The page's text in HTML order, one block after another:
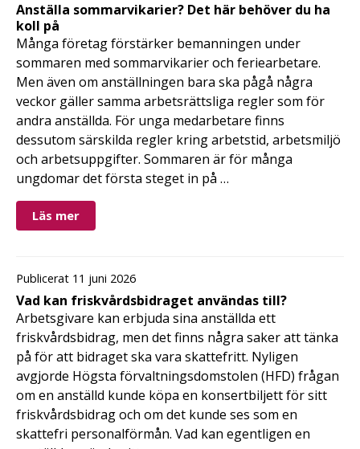
Anställa sommarvikarier? Det här behöver du ha
koll på
Många företag förstärker bemanningen under
sommaren med sommarvikarier och feriearbetare.
Men även om anställningen bara ska pågå några
veckor gäller samma arbetsrättsliga regler som för
andra anställda. För unga medarbetare finns
dessutom särskilda regler kring arbetstid, arbetsmiljö
och arbetsuppgifter. Sommaren är för många
ungdomar det första steget in på …
Läs mer
Publicerat 11 juni 2026
Vad kan friskvårdsbidraget användas till?
Arbetsgivare kan erbjuda sina anställda ett
friskvårdsbidrag, men det finns några saker att tänka
på för att bidraget ska vara skattefritt. Nyligen
avgjorde Högsta förvaltningsdomstolen (HFD) frågan
om en anställd kunde köpa en konsertbiljett för sitt
friskvårdsbidrag och om det kunde ses som en
skattefri personalförmån. Vad kan egentligen en